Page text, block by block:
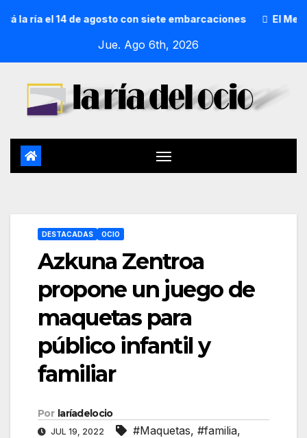
ría el 14 de agosto con siete embarcaciones El
Jue. Ago 6th, 2026
DESTACADAS OCIO
Azkuna Zentroa
propone un juego de
maquetas para
público infantil y
familiar
Por laríadelocio
JUL 19, 2022 #Maquetas, #familia,